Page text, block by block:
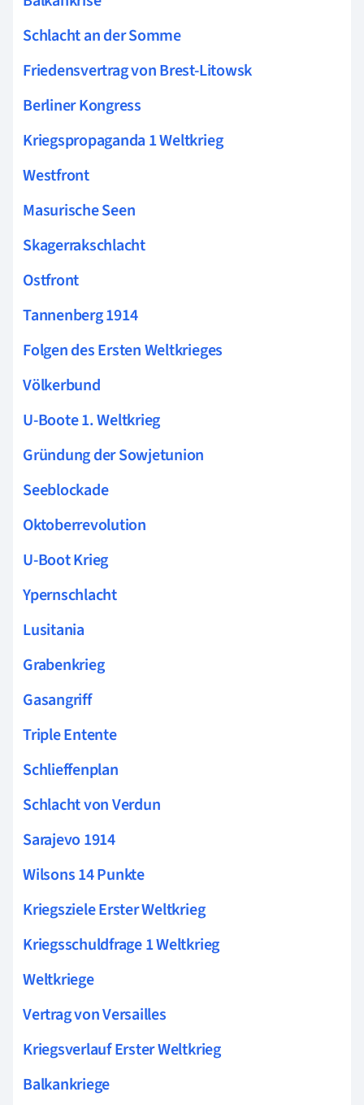
Schlacht an der Somme
Friedensvertrag von Brest-Litowsk
Berliner Kongress
Kriegspropaganda 1 Weltkrieg
Westfront
Masurische Seen
Skagerrakschlacht
Ostfront
Tannenberg 1914
Folgen des Ersten Weltkrieges
Völkerbund
U-Boote 1. Weltkrieg
Gründung der Sowjetunion
Seeblockade
Oktoberrevolution
U-Boot Krieg
Ypernschlacht
Lusitania
Grabenkrieg
Gasangriff
Triple Entente
Schlieffenplan
Schlacht von Verdun
Sarajevo 1914
Wilsons 14 Punkte
Kriegsziele Erster Weltkrieg
Kriegsschuldfrage 1 Weltkrieg
Weltkriege
Vertrag von Versailles
Kriegsverlauf Erster Weltkrieg
Balkankriege